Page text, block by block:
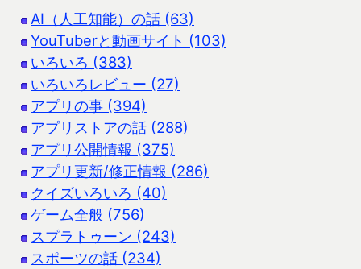
AI（人工知能）の話 (63)
YouTuberと動画サイト (103)
いろいろ (383)
いろいろレビュー (27)
アプリの事 (394)
アプリストアの話 (288)
アプリ公開情報 (375)
アプリ更新/修正情報 (286)
クイズいろいろ (40)
ゲーム全般 (756)
スプラトゥーン (243)
スポーツの話 (234)